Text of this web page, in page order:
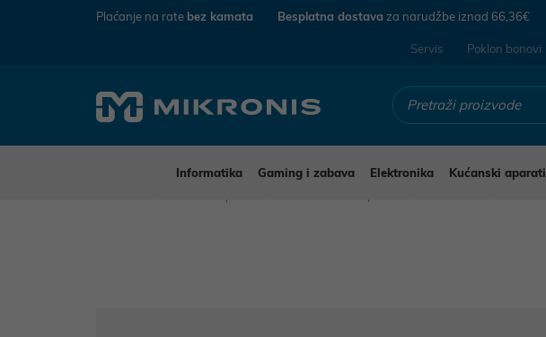
Plaćanje na rate bez kamata Besplatna dostava za narudžbe iznad 66,36€
Servis Poklon bonovi
Informatika Gaming i zabava Elektronika Kućanski aparati